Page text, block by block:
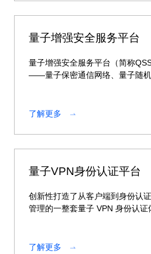
量子增强安全服务平台
量子增强安全服务平台（简称
——量子保密通信网络、量子随机
了解更多
量子VPN身份认证平台
创新性打造了从客户端到身份认
管理的一整套量子 VPN 身份认证
了解更多